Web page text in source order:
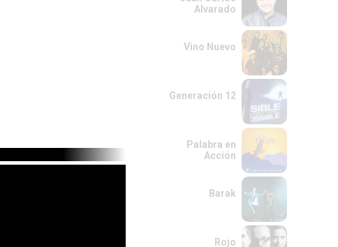
Alvarado
Vino Nuevo
Generación 12
Palabra en
Acción
Barak
Rojo